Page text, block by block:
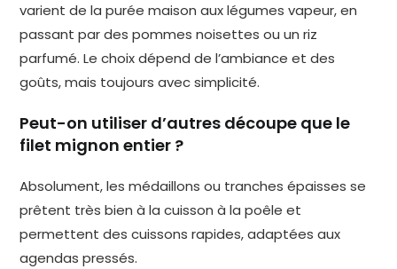
varient de la purée maison aux légumes vapeur, en
passant par des pommes noisettes ou un riz
parfumé. Le choix dépend de l’ambiance et des
goûts, mais toujours avec simplicité.
Peut-on utiliser d’autres découpe que le
filet mignon entier ?
Absolument, les médaillons ou tranches épaisses se
prêtent très bien à la cuisson à la poêle et
permettent des cuissons rapides, adaptées aux
agendas pressés.